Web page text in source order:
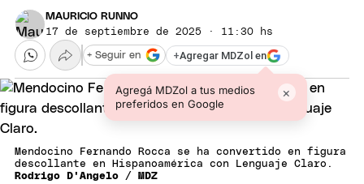
MAURICIO RUNNO
17 de septiembre de 2025 · 11:30 hs
+Agregar MDZol en
Agregá MDZol a tus medios
preferidos en Google
×
+ Seguir en
Mendocino Fernando Rocca se ha convertido en figura
descollante en Hispanoamérica con Lenguaje Claro.
Rodrigo D'Angelo / MDZ